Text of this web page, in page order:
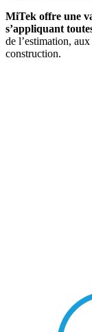
MiTek offre une
s’appliquant
de l’estimation,
construction.